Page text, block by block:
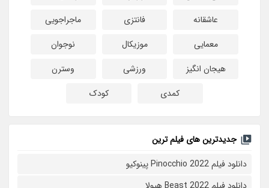
عاشقانه
فانتزی
ماجراجویی
معمایی
موزیکال
نوجوان
هیجان انگیز
ورزشی
وسترن
کمدی
کودک
جدیدترین های فیلم ترین
دانلود فیلم Pinocchio 2022 پینوکیو
دانلود فیلم Beast 2022 هیولا